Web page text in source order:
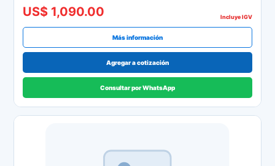
US$ 1,090.00 Incluye IGV
Más información
Agregar a cotización
Consultar por WhatsApp